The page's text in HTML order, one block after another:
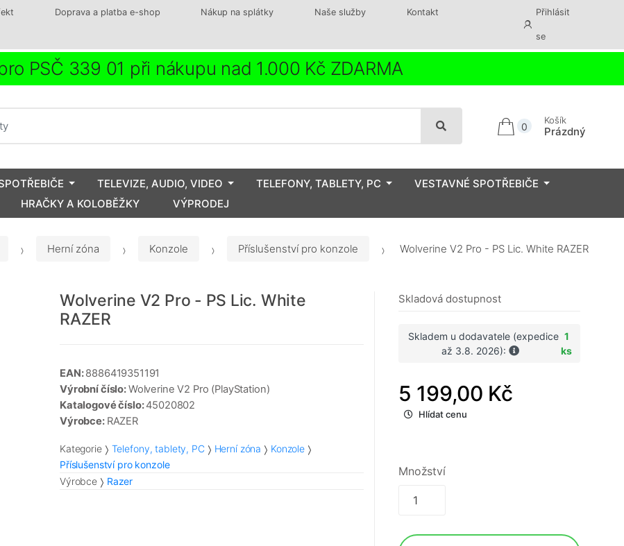
Doprava a platba e-shop Nákup na splátky Naše služby Kontakt Přihlásit
se
PSČ 339 01 při nákupu nad 1.000 Kč ZDARMA
0
Košík
Prázdný
TELEVIZE, AUDIO, VIDEO TELEFONY, TABLETY, PC
VESTAVNÉ SPOTŘEBIČE
HRAČKY A KOLOBĚŽKY VÝPRODEJ
Herní zóna Konzole Příslušenství pro konzole Wolverine V2 Pro - PS Lic. White RAZER
Wolverine V2 Pro - PS Lic. White
RAZER
EAN:8886419351191
Výrobní číslo:Wolverine V2 Pro (PlayStation)
Katalogové číslo:45020802
Výrobce: RAZER
Kategorie Telefony, tablety, PC Herní zóna
Konzole
Příslušenství pro konzole
Výrobce
Razer
Skladová dostupnost
Skladem u dodavatele (expedice
až 3.8. 2026):
1
ks
5 199,00 Kč
Hlídat cenu
Množství